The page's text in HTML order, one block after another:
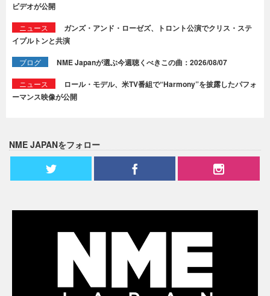
ビデオが公開
ニュース
ガンズ・アンド・ローゼズ、トロント公演でクリス・ステ
イプルトンと共演
ブログ NME Japanが選ぶ今週聴くべきこの曲：2026/08/07
ニュース
ロール・モデル、米TV番組で“Harmony”を披露したパフォ
ーマンス映像が公開
NME JAPANをフォロー